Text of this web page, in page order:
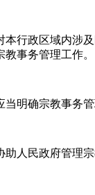
本行政区域内涉
事务管理工作。
明确宗教事务
人民政府管理